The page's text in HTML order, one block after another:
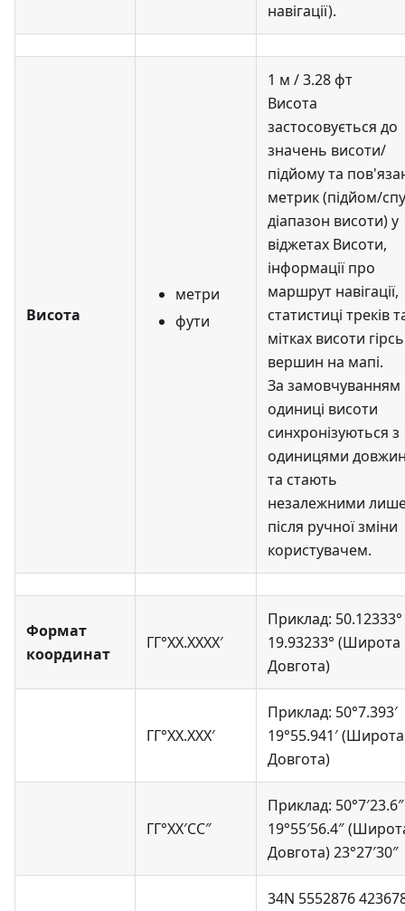
навігації).
Висота
метри
фути
1 м / 3.28 фт
Висота
застосовується до
значень висоти/
підйому та
метрик (підйом/
діапазон висоти) у
віджетах Висоти,
інформації про
маршрут навігації,
статистиці треків
мітках висоти
вершин на мапі.
За замовчуванням
одиниці висоти
синхронізуються з
одиницями
та стають
незалежними
після ручної зміни
користувачем.
Формат
координат
ГГ°ХХ.ХХХХ′
Приклад: 50.12333°
19.93233° (Широта
Довгота)
ГГ°ХХ.ХХХ′
Приклад: 50°7.393′
19°55.941′ (Широта
Довгота)
ГГ°ХХ′СС″
Приклад: 50°7′23.6″
19°55′56.4″
Довгота) 23°27′30″
34N 5552876